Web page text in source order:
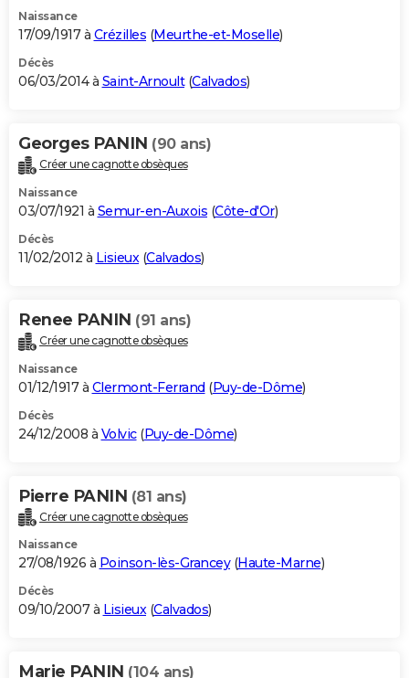
Naissance
17/09/1917 à Crézilles (Meurthe-et-Moselle)
Décès
06/03/2014 à Saint-Arnoult(Calvados)
Georges PANIN (90 ans)
Créer une cagnotte obsèques
Naissance
03/07/1921 à Semur-en-Auxois (Côte-d'Or)
Décès
11/02/2012 à Lisieux(Calvados)
Renee PANIN (91 ans)
Créer une cagnotte obsèques
Naissance
01/12/1917 à Clermont-Ferrand (Puy-de-Dôme)
Décès
24/12/2008 à Volvic(Puy-de-Dôme)
Pierre PANIN (81 ans)
Créer une cagnotte obsèques
Naissance
27/08/1926 à Poinson-lès-Grancey(Haute-Marne)
Décès
09/10/2007 à Lisieux(Calvados)
Marie PANIN (104 ans)